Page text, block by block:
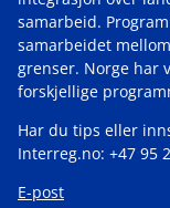
samarbeid.
samarbeidet
grenser. Norge har
forskjellige
Har du tips eller
Interreg.no: +47 95
E-post